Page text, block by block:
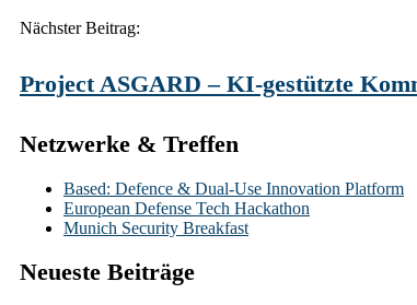
Nächster Beitrag:
Project ASGARD – KI-gestützte
Netzwerke & Treffen
Based: Defence & Dual-Use Innovation Platform
European Defense Tech Hackathon
Munich Security Breakfast
Neueste Beiträge